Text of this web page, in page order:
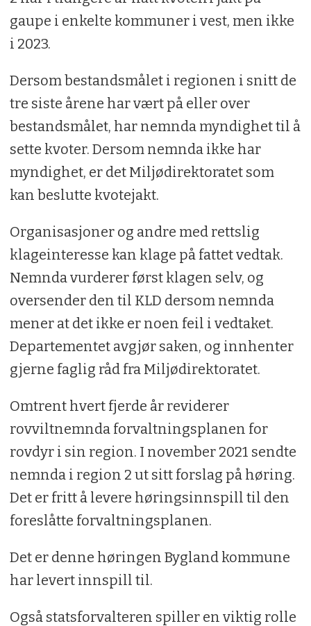
gaupe i enkelte kommuner i vest, men ikke
i 2023.
Dersom bestandsmålet i regionen i snitt de
tre siste årene har vært på eller over
bestandsmålet, har nemnda myndighet til å
sette kvoter. Dersom nemnda ikke har
myndighet, er det Miljødirektoratet som
kan beslutte kvotejakt.
Organisasjoner og andre med rettslig
klageinteresse kan klage på fattet vedtak.
Nemnda vurderer først klagen selv, og
oversender den til KLD dersom nemnda
mener at det ikke er noen feil i vedtaket.
Departementet avgjør saken, og innhenter
gjerne faglig råd fra Miljødirektoratet.
Omtrent hvert fjerde år reviderer
rovviltnemnda forvaltningsplanen for
rovdyr i sin region. I november 2021 sendte
nemnda i region 2 ut sitt forslag på høring.
Det er fritt å levere høringsinnspill til den
foreslåtte forvaltningsplanen.
Det er denne høringen Bygland kommune
har levert innspill til.
Også statsforvalteren spiller en viktig rolle